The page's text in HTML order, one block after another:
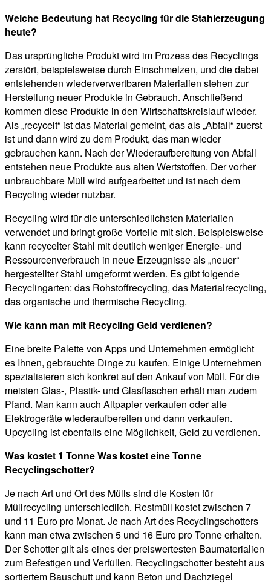
Welche Bedeutung hat Recycling für die Stahlerzeugung
heute?
Das ursprüngliche Produkt wird im Prozess des Recyclings
zerstört, beispielsweise durch Einschmelzen, und die dabei
entstehenden wiederverwertbaren Materialien stehen zur
Herstellung neuer Produkte in Gebrauch. Anschließend
kommen diese Produkte in den Wirtschaftskreislauf wieder.
Als „recycelt“ ist das Material gemeint, das als „Abfall“ zuerst
ist und dann wird zu dem Produkt, das man wieder
gebrauchen kann. Nach der Wiederaufbereitung von Abfall
entstehen neue Produkte aus alten Wertstoffen. Der vorher
unbrauchbare Müll wird aufgearbeitet und ist nach dem
Recycling wieder nutzbar.
Recycling wird für die unterschiedlichsten Materialien
verwendet und bringt große Vorteile mit sich. Beispielsweise
kann recycelter Stahl mit deutlich weniger Energie- und
Ressourcenverbrauch in neue Erzeugnisse als „neuer“
hergestellter Stahl umgeformt werden. Es gibt folgende
Recyclingarten: das Rohstoffrecycling, das Materialrecycling,
das organische und thermische Recycling.
Wie kann man mit Recycling Geld verdienen?
Eine breite Palette von Apps und Unternehmen ermöglicht
es Ihnen, gebrauchte Dinge zu kaufen. Einige Unternehmen
spezialisieren sich konkret auf den Ankauf von Müll. Für die
meisten Glas-, Plastik- und Glasflaschen erhält man zudem
Pfand. Man kann auch Altpapier verkaufen oder alte
Elektrogeräte wiederaufbereiten und dann verkaufen.
Upcycling ist ebenfalls eine Möglichkeit, Geld zu verdienen.
Was kostet 1 Tonne Was kostet eine Tonne
Recyclingschotter?
Je nach Art und Ort des Mülls sind die Kosten für
Müllrecycling unterschiedlich. Restmüll kostet zwischen 7
und 11 Euro pro Monat. Je nach Art des Recyclingschotters
kann man etwa zwischen 5 und 16 Euro pro Tonne erhalten.
Der Schotter gilt als eines der preiswertesten Baumaterialien
zum Befestigen und Verfüllen. Recyclingschotter besteht aus
sortiertem Bauschutt und kann Beton und Dachziegel